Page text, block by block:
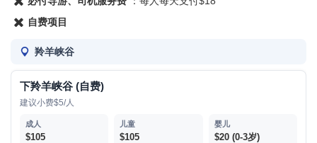
自费项目
羚羊峡谷
下羚羊峡谷 (自费)
建议小费$5/人
$105 $105 $20 (0-3岁)